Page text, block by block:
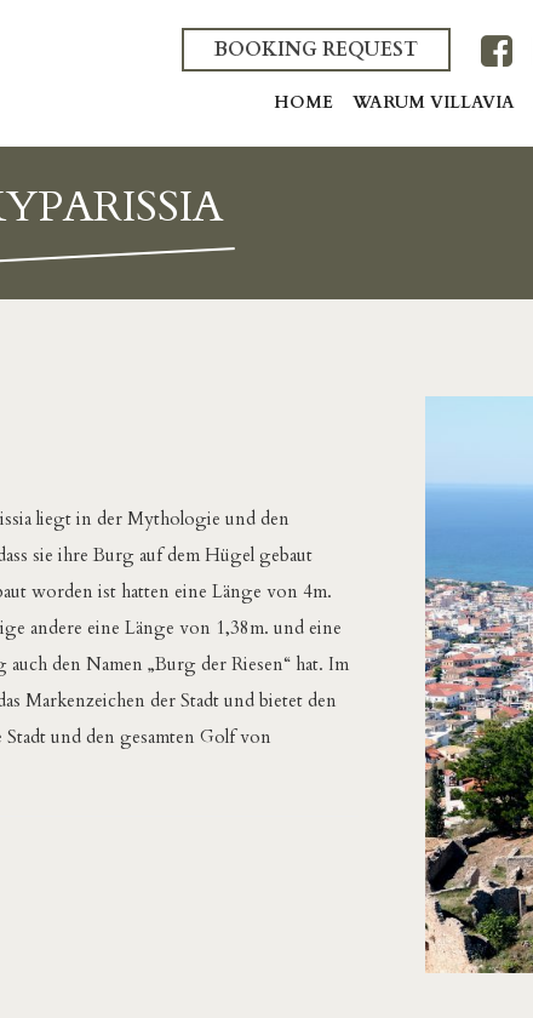
BOOKING REQUEST
HOME WARUM VILLAVIA
liegt in der Mythologie und den
sie ihre Burg auf dem Hügel gebaut
worden ist hatten eine Länge von 4m.
andere eine Länge von 1,38m. und eine
den Namen „Burg der Riesen“ hat. Im
Markenzeichen der Stadt und bietet den
und den gesamten Golf von